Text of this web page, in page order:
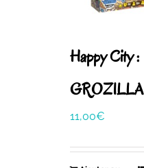
Happy City :
GROZILLA
11,00€